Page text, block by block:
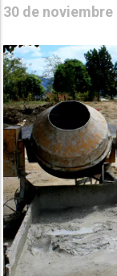
30 de noviembre